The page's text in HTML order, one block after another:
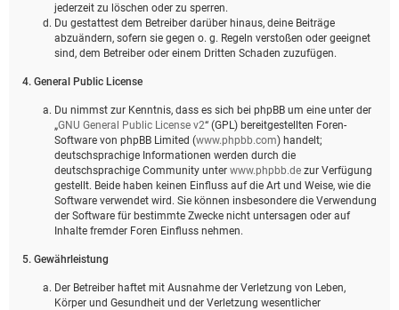
jederzeit zu löschen oder zu sperren.
Du gestattest dem Betreiber darüber hinaus, deine Beiträge
abzuändern, sofern sie gegen o. g. Regeln verstoßen oder geeignet
sind, dem Betreiber oder einem Dritten Schaden zuzufügen.
4. General Public License
Du nimmst zur Kenntnis, dass es sich bei phpBB um eine unter der
„GNU General Public License v2“ (GPL) bereitgestellten Foren-
Software von phpBB Limited (www.phpbb.com) handelt;
deutschsprachige Informationen werden durch die
deutschsprachige Community unter www.phpbb.de zur Verfügung
gestellt. Beide haben keinen Einfluss auf die Art und Weise, wie die
Software verwendet wird. Sie können insbesondere die Verwendung
der Software für bestimmte Zwecke nicht untersagen oder auf
Inhalte fremder Foren Einfluss nehmen.
5. Gewährleistung
Der Betreiber haftet mit Ausnahme der Verletzung von Leben,
Körper und Gesundheit und der Verletzung wesentlicher